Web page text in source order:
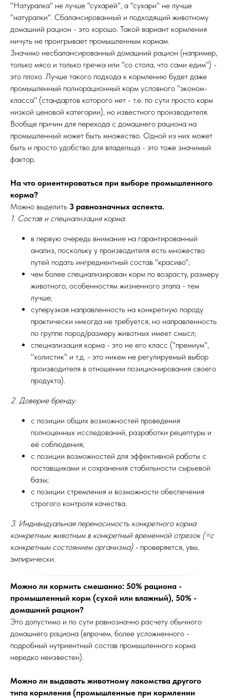
"Натуралка" не лучше "сухарей", а "сухари" не лучше
"натуралки". Сбалансированный и подходящий животному
домашний рацион - это хорошо. Такой вариант кормления
ничуть не проигрывает промышленным кормам.
Значимо несбалансированный домашний рацион (например,
только мясо и только гречка или "со стола, что сами едим") -
это плохо. Лучше такого подхода к кормлению будет даже
промышленный полнорационный корм условного "эконом-
класса" (стандартов которого нет - т.е. по сути просто корм
низкой ценовой категории), но известного производителя.
Вообще причин для перехода с домашнего рациона на
промышленный может быть множество. Одной из них может
быть и просто удобство для владельца - это тоже значимый
фактор.
На что ориентироваться при выборе промышленного
корма?
Можно выделить 3 равнозначных аспекта.
1. Состав и специализация корма:
в первую очередь внимание на гарантированный
анализ, поскольку у производителя есть множество
путей подать ингредиентный состав "красиво";
чем более специализирован корм по возрасту, размеру
животного, особенностям жизненного этапа - тем
лучше;
суперузкая направленность на конкретную породу
практически никогда не требуется, но направленность
по группе пород/размеру животных имеет смысл;
специализация корма - это не его класс ("премиум",
"холистик" и т.д. - это никем не регулируемый выбор
производителя в отношении позиционирования своего
продукта).
2. Доверие бренду:
с позиции общих возможностей проведения
полноценных исследований, разработки рецептуры и
её соблюдения;
с позиции возможностей для эффективной работы с
поставщиками и сохранения стабильности сырьевой
базы;
с позиции стремления и возможности обеспечения
строгого контроля качества.
3. Индивидуальная переносимость конкретного корма
конкретным животным в конкретный временной отрезок (=с
конкретным состоянием организма) - проверяется, увы,
эмпирически.
Можно ли кормить смешанно: 50% рациона -
промышленный корм (сухой или влажный), 50% -
домашний рацион?
Это допустимо и по сути равнозначно расчету обычного
домашнего рациона (впрочем, более усложненного -
подробный нутриентный состав промышленного корма
нередко неизвестен).
Можно ли выдавать животному лакомства другого
типа кормления (промышленные при кормлении